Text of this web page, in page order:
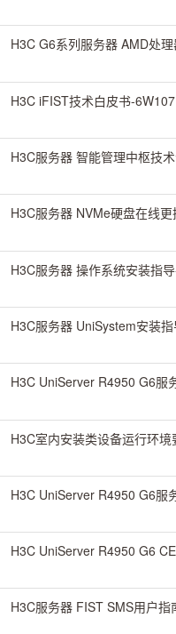
H3C G6系列服务器 AMD处
H3C iFIST技术白皮书-6W107
H3C服务器 智能管理中枢技
H3C服务器 NVMe硬盘在线
H3C服务器 操作系统安装指
H3C服务器 UniSystem安装
H3C UniServer R4950 G6服
H3C室内安装类设备运行环境
H3C UniServer R4950 G6服
H3C UniServer R4950 G6
H3C服务器 FIST SMS用户指